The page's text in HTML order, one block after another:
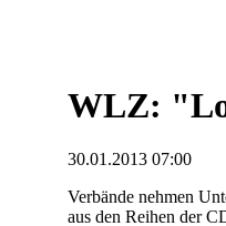
WLZ:
30.01.2013 07:00
Verbände nehmen
aus den Reihen der